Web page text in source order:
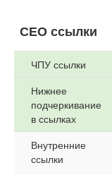
СЕО ссылки
ЧПУ ссылки
Нижнее
подчеркивание
в ссылках
Внутренние
ссылки